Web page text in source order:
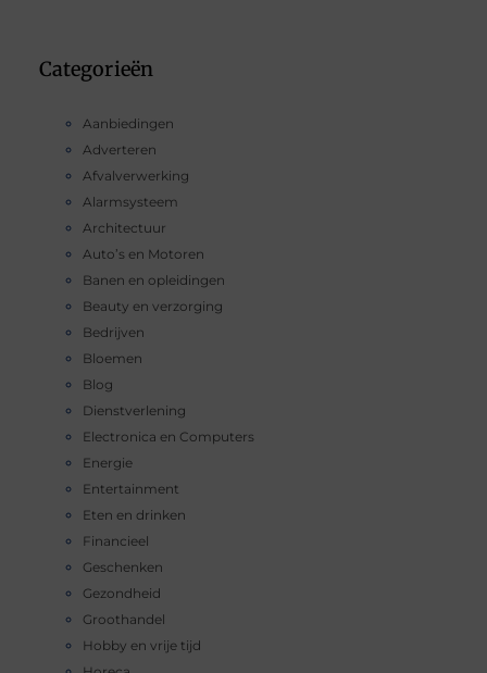
Categorieën
Aanbiedingen
Adverteren
Afvalverwerking
Alarmsysteem
Architectuur
Auto’s en Motoren
Banen en opleidingen
Beauty en verzorging
Bedrijven
Bloemen
Blog
Dienstverlening
Electronica en Computers
Energie
Entertainment
Eten en drinken
Financieel
Geschenken
Gezondheid
Groothandel
Hobby en vrije tijd